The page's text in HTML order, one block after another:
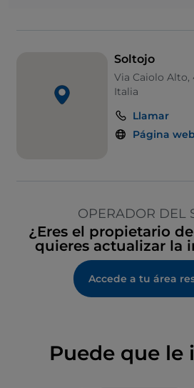
Soltojo
Via Caiolo Alto,
Italia
Llamar
Página web
OPERADOR DEL
¿Eres el propietario
quieres actualizar la
Accede a tu área
Puede que le